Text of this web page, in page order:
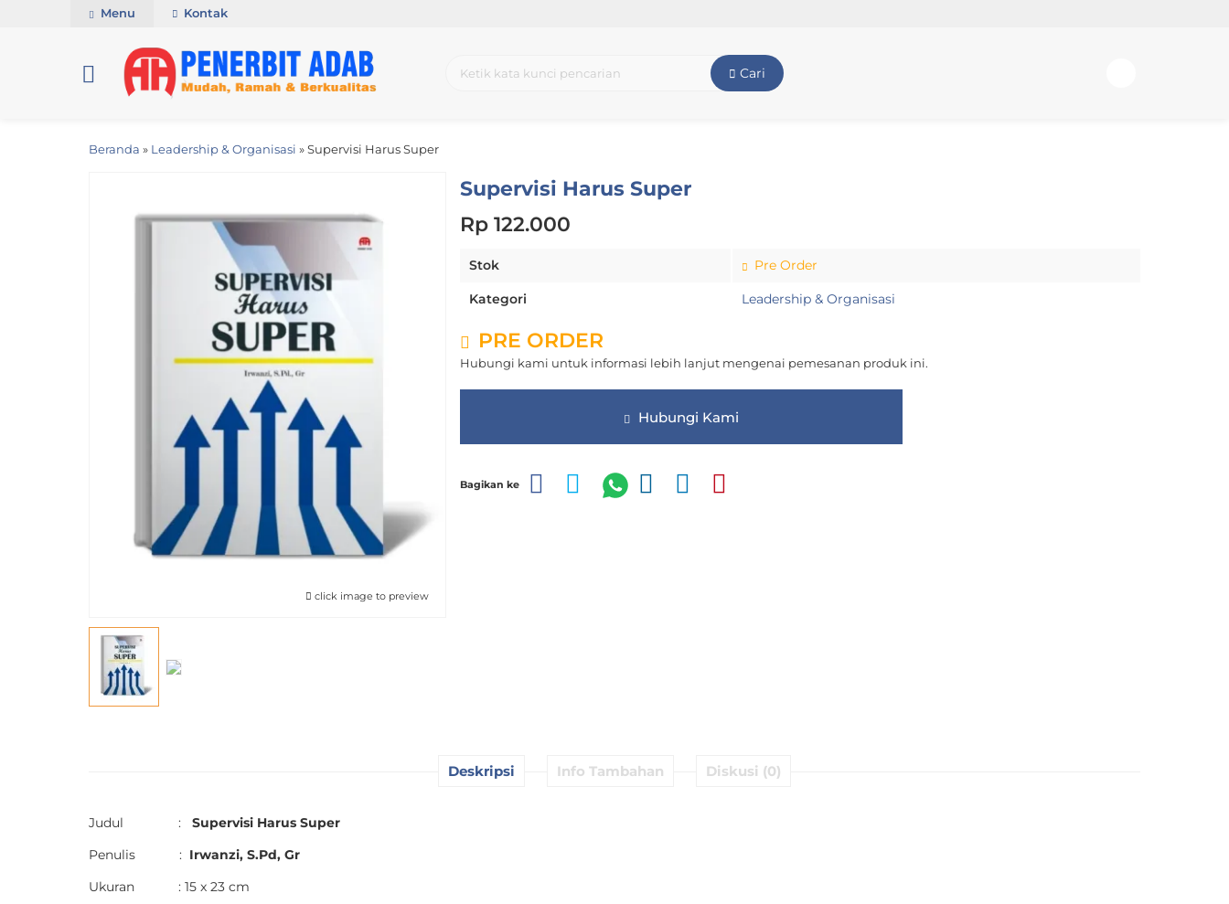
Menu Kontak
Cari
Beranda » Leadership & Organisasi » Supervisi Harus Super
click image to preview
Supervisi Harus Super
Rp 122.000
Stok Pre Order
Kategori Leadership & Organisasi
PRE ORDER
Hubungi kami untuk informasi lebih lanjut mengenai pemesanan produk ini.
Hubungi Kami
Bagikan ke
Deskripsi Info Tambahan Diskusi (0)
Judul : Supervisi Harus Super
Penulis : Irwanzi, S.Pd, Gr
Ukuran : 15 x 23 cm